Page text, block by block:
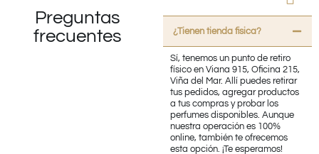
Preguntas
frecuentes
¿Tienen tienda fisica?
Sí, tenemos un punto de retiro
físico en Viana 915, Oficina 215,
Viña del Mar. Allí puedes retirar
tus pedidos, agregar productos
a tus compras y probar los
perfumes disponibles. Aunque
nuestra operación es 100%
online, también te ofrecemos
esta opción. ¡Te esperamos!